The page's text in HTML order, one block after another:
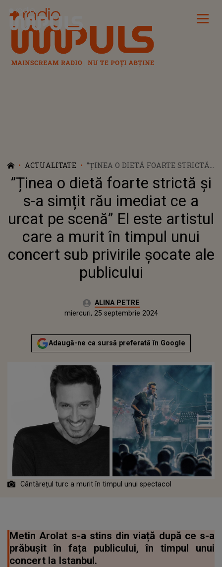
Radio Impuls
ACTUALITATE
”ȚINEA O DIETĂ FOARTE STRICTĂ
ȘI S-A SIMȚIT RĂU IMEDIAT CE A
URCAT PE SCENĂ” EL ESTE
ARTISTUL CARE A MURIT ÎN
TIMPUL UNUI CONCERT SUB
PRIVIRILE ȘOCATE ALE
PUBLICULUI
”Ținea o dietă foarte strictă și
s-a simțit rău imediat ce a
urcat pe scenă” El este artistul
care a murit în timpul unui
concert sub privirile șocate ale
publicului
Autor:ALINA PETRE
miercuri, 25 septembrie 2024
Actualizat:
miercuri, 25 septembrie 2024
Adaugă-ne ca sursă preferată în Google
Cântărețul turc a murit în timpul unui spectacol
Metin Arolat s-a stins din viață după ce s-a
prăbușit în fața publicului, în timpul unui
concert la Istanbul.